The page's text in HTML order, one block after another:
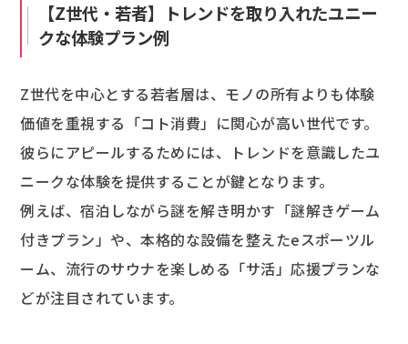
【Z世代・若者】トレンドを取り入れたユニー
クな体験プラン例
Z世代を中心とする若者層は、モノの所有よりも体験
価値を重視する「コト消費」に関心が高い世代です。
彼らにアピールするためには、トレンドを意識したユ
ニークな体験を提供することが鍵となります。
例えば、宿泊しながら謎を解き明かす「謎解きゲーム
付きプラン」や、本格的な設備を整えたeスポーツル
ーム、流行のサウナを楽しめる「サ活」応援プランな
どが注目されています。